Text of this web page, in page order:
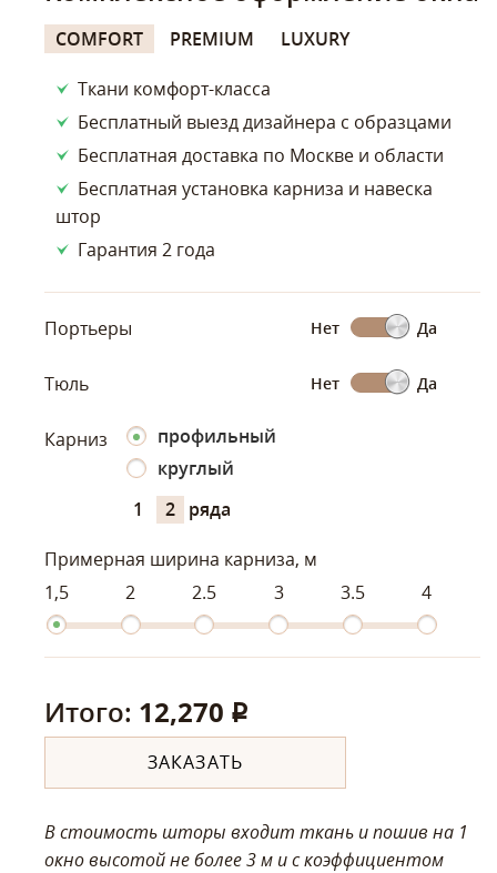
COMFORT PREMIUM LUXURY
Ткани комфорт-класса
Бесплатный выезд дизайнера с образцами
Бесплатная доставка по Москве и области
Бесплатная установка карниза и навеска
штор
Гарантия 2 года
Портьеры Нет Да
Тюль Нет Да
Карниз
профильный
круглый
1
2 ряда
Примерная ширина карниза, м
1,5
2 2.5 3 3.5 4
Итого: 12,270 q
ЗАКАЗАТЬ
В стоимость шторы входит ткань и пошив на 1
окно высотой не более 3 м и с коэффициентом